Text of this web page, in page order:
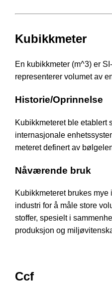
Kubikkmeter
En kubikkmeter (m^3) er
representerer volumet av
Historie/Oprinnelse
Kubikkmeteret ble etablert
internasjonale
meteret definert av
Nåværende bruk
Kubikkmeteret brukes
industri for å måle store
stoffer, spesielt i
produksjon og
Ccf